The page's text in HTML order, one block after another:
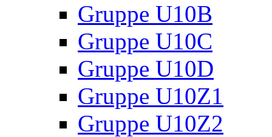
Gruppe U10B
Gruppe U10C
Gruppe U10D
Gruppe U10Z1
Gruppe U10Z2